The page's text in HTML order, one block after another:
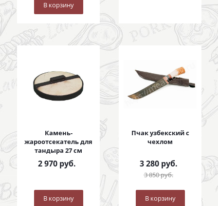
В корзину
Камень-
жароотсекатель для
тандыра 27 см
2 970руб.
В корзину
Пчак узбекский с
чехлом
3 280руб.
3 850руб.
В корзину